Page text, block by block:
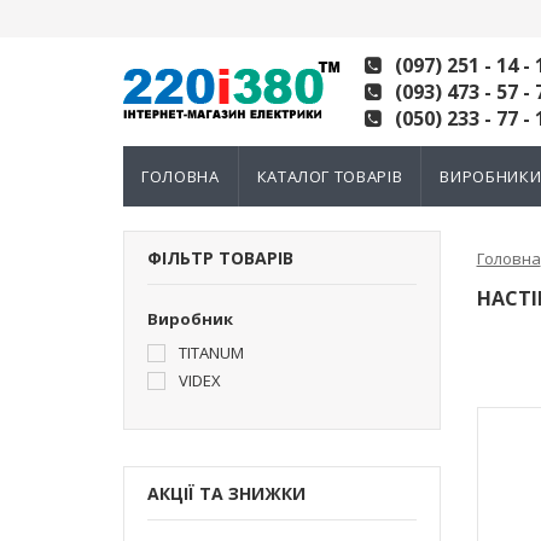
(097) 251 - 14 -
(093) 473 - 57 -
(050) 233 - 77 -
ГОЛОВНА КАТАЛОГ ТОВАРІВ ВИРОБНИКИ
ФІЛЬТР ТОВАРІВ
Виробник
TITANUM
VIDEX
АКЦІЇ ТА ЗНИЖКИ
Головна